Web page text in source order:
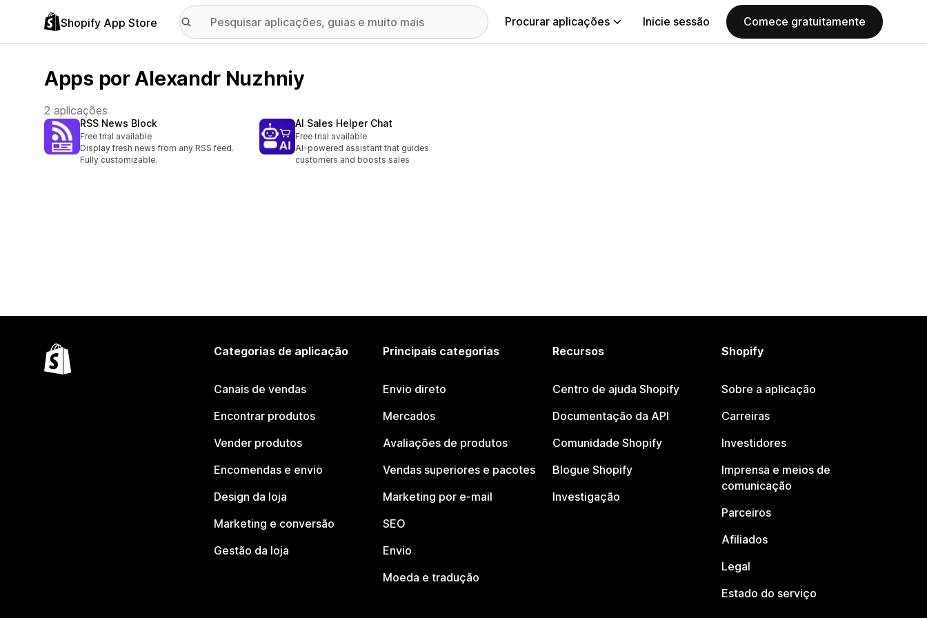
Shopify App Store Procurar aplicações Inicie sessão Comece gratuitamente
Apps por Alexandr Nuzhniy
2 aplicações
RSS News Block
Free trial available
Display fresh news from any RSS feed.
Fully customizable.
AI Sales Helper Chat
Free trial available
AI-powered assistant that guides
customers and boosts sales
Categorias de aplicação
Canais de vendas
Encontrar produtos
Vender produtos
Encomendas e envio
Design da loja
Marketing e conversão
Gestão da loja
Principais categorias
Envio direto
Mercados
Avaliações de produtos
Vendas superiores e pacotes
Marketing por e-mail
SEO
Envio
Moeda e tradução
Recursos
Centro de ajuda Shopify
Documentação da API
Comunidade Shopify
Blogue Shopify
Investigação
Shopify
Sobre a aplicação
Carreiras
Investidores
Imprensa e meios de
comunicação
Parceiros
Afiliados
Legal
Estado do serviço